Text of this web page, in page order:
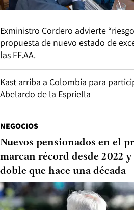
Exministro Cordero advierte
propuesta de nuevo estado de
las FF.AA.
Kast arriba a Colombia para
Abelardo de la Espriella
NEGOCIOS
Nuevos pensionados en el
marcan récord desde 2022
doble que hace una década